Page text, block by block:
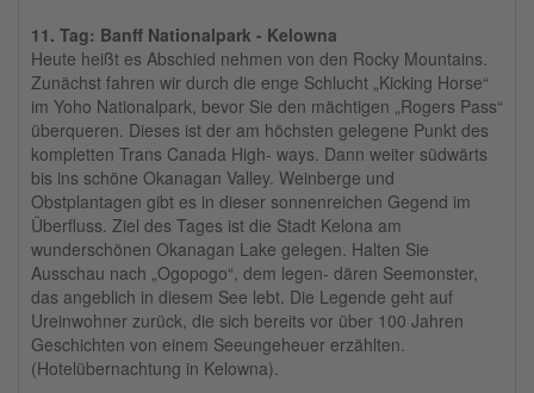
11. Tag: Banff Nationalpark - Kelowna
Heute heißt es Abschied nehmen von den Rocky Mountains.
Zunächst fahren wir durch die enge Schlucht „Kicking Horse“
im Yoho Nationalpark, bevor Sie den mächtigen „Rogers Pass“
überqueren. Dieses ist der am höchsten gelegene Punkt des
kompletten Trans Canada High- ways. Dann weiter südwärts
bis ins schöne Okanagan Valley. Weinberge und
Obstplantagen gibt es in dieser sonnenreichen Gegend im
Überfluss. Ziel des Tages ist die Stadt Kelona am
wunderschönen Okanagan Lake gelegen. Halten Sie
Ausschau nach „Ogopogo“, dem legen- dären Seemonster,
das angeblich in diesem See lebt. Die Legende geht auf
Ureinwohner zurück, die sich bereits vor über 100 Jahren
Geschichten von einem Seeungeheuer erzählten.
(Hotelübernachtung in Kelowna).